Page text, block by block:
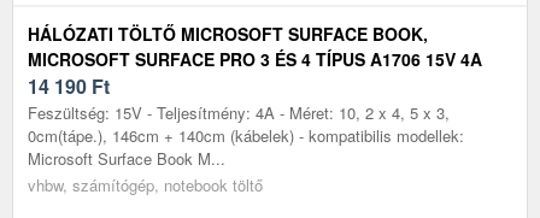
HÁLÓZATI TÖLTŐ MICROSOFT SURFACE BOOK,
MICROSOFT SURFACE PRO 3 ÉS 4 TÍPUS A1706 15V 4A
14 190 Ft
Feszültség: 15V - Teljesítmény: 4A - Méret: 10, 2 x 4, 5 x 3,
0cm(tápe.), 146cm + 140cm (kábelek) - kompatibilis modellek:
Microsoft Surface Book M...
vhbw, számítógép, notebook töltő